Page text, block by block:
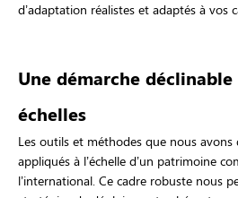
d’adaptation réalistes et adaptés à vos
Une démarche
échelles
Les outils et méthodes que nous
appliqués à l’échelle d’un patrimoine
l’international. Ce cadre robuste nous